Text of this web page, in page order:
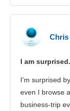
Chris
I am
I'm surprised
even I browse
business-trip